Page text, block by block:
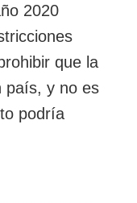
2020
que la
país, y no es
podría